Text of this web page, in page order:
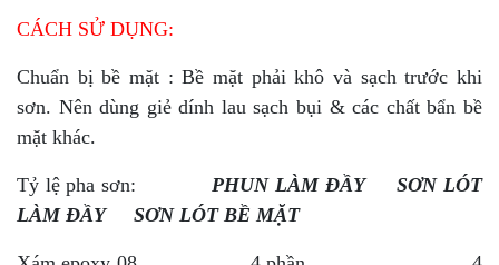
CÁCH SỬ DỤNG:
Chuẩn bị bề mặt : Bề mặt phải khô và sạch trước khi
sơn. Nên dùng giẻ dính lau sạch bụi & các chất bẩn bề
mặt khác.
Tỷ lệ pha sơn: PHUN LÀM ĐẦY SƠN LÓT
LÀM ĐẦY SƠN LÓT BỀ MẶT